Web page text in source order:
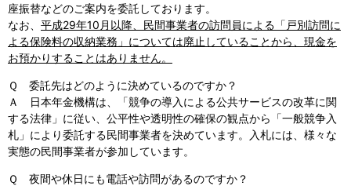
座振替などのご案内を委託しております。
なお、 平成29年10月以降、民間事業者の訪問員による「戸別訪問に
よる保険料の収納業務」については廃止していることから、現金を
お預かりすることはありません。
Ｑ 委託先はどのように決めているのですか？
Ａ 日本年金機構は、「競争の導入による公共サービスの改革に関
する法律」に従い、公平性や透明性の確保の観点から「一般競争入
札」により委託する民間事業者を決めています。入札には、様々な
実態の民間事業者が参加しています。
Ｑ 夜間や休日にも電話や訪問があるのですか？